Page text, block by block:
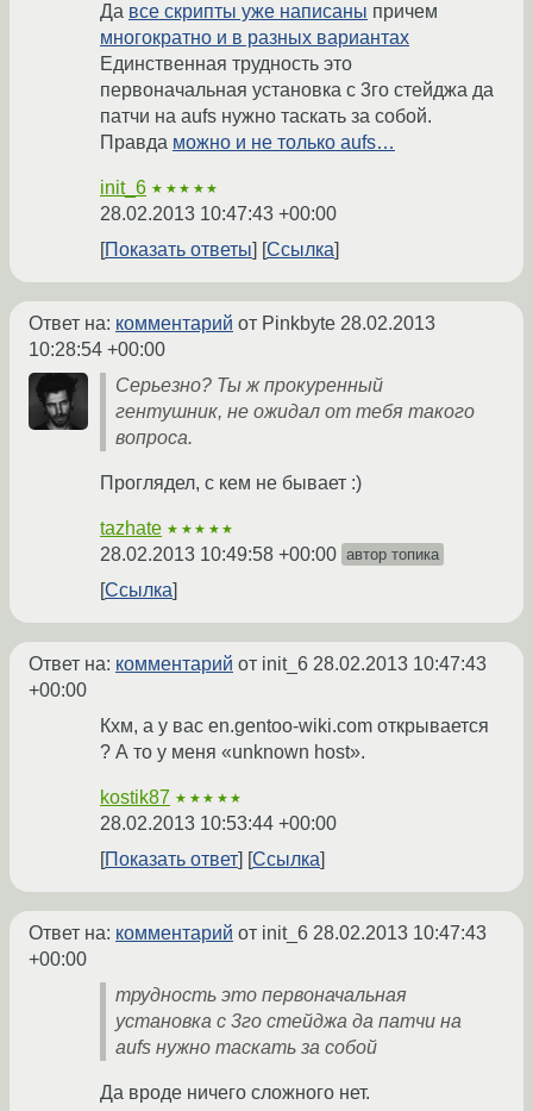
Да все скрипты уже написаны причем
многократно и в разных вариантах
Единственная трудность это
первоначальная установка с 3го стейджа да
патчи на aufs нужно таскать за собой.
Правда можно и не только aufs…
init_6 ★★★★★
28.02.2013 10:47:43 +00:00
Показать ответы
Ссылка
Ответ на: комментарий от Pinkbyte 28.02.2013
10:28:54 +00:00
Серьезно? Ты ж прокуренный
гентушник, не ожидал от тебя такого
вопроса.
Проглядел, с кем не бывает :)
tazhate ★★★★★
28.02.2013 10:49:58 +00:00 автор топика
Ссылка
Ответ на: комментарий от init_6 28.02.2013 10:47:43
+00:00
Кхм, а у вас en.gentoo-wiki.com открывается
? А то у меня «unknown host».
kostik87 ★★★★★
28.02.2013 10:53:44 +00:00
Показать ответ
Ссылка
Ответ на: комментарий от init_6 28.02.2013 10:47:43
+00:00
трудность это первоначальная
установка с 3го стейджа да патчи на
aufs нужно таскать за собой
Да вроде ничего сложного нет.